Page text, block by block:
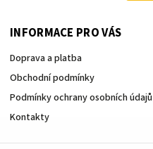
INFORMACE PRO VÁS
Doprava a platba
Obchodní podmínky
Podmínky ochrany osobních údajů
Kontakty